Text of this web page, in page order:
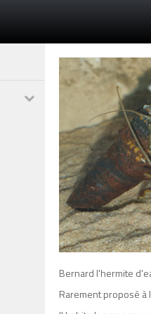
Bernard l'hermite
Rarement proposé à